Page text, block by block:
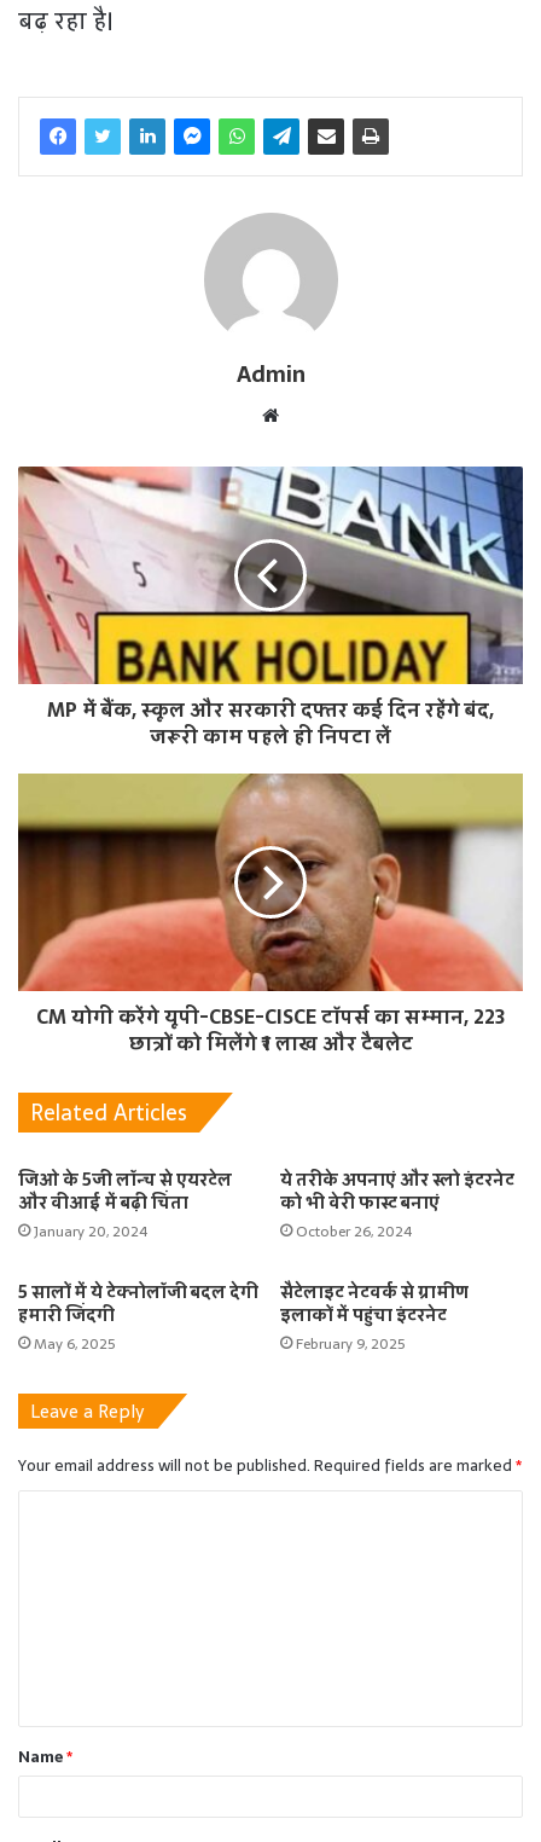
बढ़ रहा है।
Admin
b
s
i
e
MP में बैंक, स्कूल और सरकारी दफ्तर कई दिन रहेंगे बंद,
जरूरी काम पहले ही निपटा लें
CM योगी करेंगे यूपी-CBSE-CISCE टॉपर्स का सम्मान, 223
छात्रों को मिलेंगे ₹1 लाख और टैबलेट
Related Articles
जिओ के 5जी लॉन्च से एयरटेल
और वीआई में बढ़ी चिंता
January 20, 2024
ये तरीके अपनाएं और स्लो इंटरनेट
को भी वेरी फास्ट बनाएं
October 26, 2024
5 सालों में ये टेक्नोलॉजी बदल देगी
हमारी जिंदगी
May 6, 2025
सैटेलाइट नेटवर्क से ग्रामीण
इलाकों में पहुंचा इंटरनेट
February 9, 2025
Leave a Reply
Your email address will not be published.Required fields are marked*
t
*Name*